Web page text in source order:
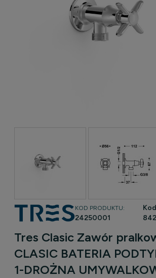
KOD PRODUKTU:
24250001
Tres Clasic Zawór
CLASIC BATERIA
1-DROŻNA